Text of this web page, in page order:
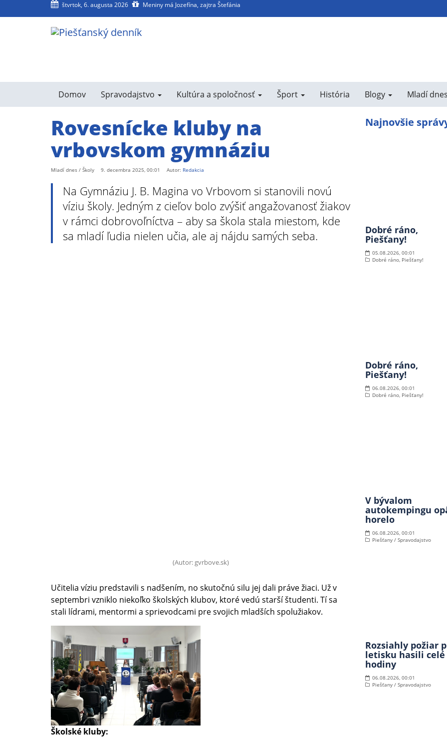
štvrtok, 6. augusta 2026 Meniny má Jozefína, zajtra Štefánia
Domov Spravodajstvo Kultúra a spoločnosť Šport História Blogy Mladí
Rovesnícke kluby na
vrbovskom gymnáziu
Mladí dnes / Školy 9. decembra 2025, 00:01 Autor: Redakcia
Na Gymnáziu J. B. Magina vo Vrbovom si stanovili novú
víziu školy. Jedným z cieľov bolo zvýšiť angažovanosť žiakov
v rámci dobrovoľníctva – aby sa škola stala miestom, kde
sa mladí ľudia nielen učia, ale aj nájdu samých seba.
(Autor: gvrbove.sk)
Učitelia víziu predstavili s nadšením, no skutočnú silu jej dali práve žiaci. Už v
septembri vzniklo niekoľko školských klubov, ktoré vedú starší študenti. Tí sa
stali lídrami, mentormi a sprievodcami pre svojich mladších spolužiakov.
Školské kluby:
Najnovšie
Dobré ráno,
Piešťany!
05.08.2026, 00:01
Dobré ráno, Piešťany!
Dobré ráno,
Piešťany!
06.08.2026, 00:01
Dobré ráno, Piešťany!
V bývalom
autokempingu
horelo
06.08.2026, 00:01
Piešťany / Spravodajstvo
Rozsiahly požiar
letisku hasili celé
hodiny
06.08.2026, 00:01
Piešťany / Spravodajstvo